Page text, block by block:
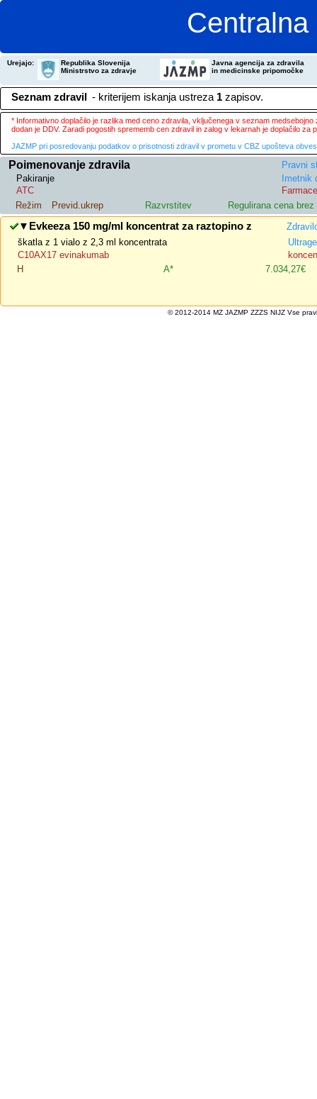
Urejajo:
Republika Slovenija
Ministrstvo za zdravje
Javna agencija za zdravila
in medicinske pripomočke
Seznam zdravil - kriterijem iskanja ustreza 1 zapisov.
* Informativno doplačilo je razlika med ceno zdravila, vključenega v seznam
dodan je DDV. Zaradi pogostih sprememb cen zdravil in zalog v lekarnah je doplačilo
JAZMP pri posredovanju podatkov o prisotnosti zdravil v prometu v CBZ upošteva
Poimenovanje zdravila
Pravni
Pakiranje
Imetnik
ATC
Režim
Previd.ukrep Razvrstitev Regulirana cena brez
▼ Evkeeza 150 mg/ml koncentrat za raztopino z
škatla z 1 vialo z 2,3 ml koncentrata
C10AX17 evinakumab
H
A* 7.034,27€
© 2012-2014 MZ JAZMP ZZZS NIJZ Vse